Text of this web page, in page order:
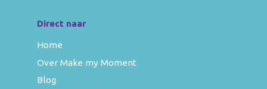
Direct naar
Home
Over Make my Moment
Blog